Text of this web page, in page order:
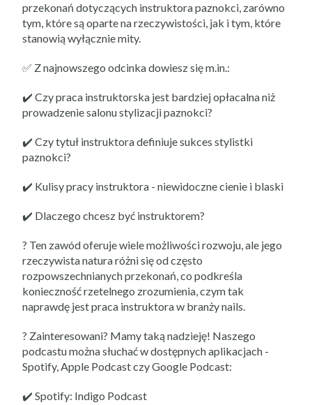
przekonań dotyczących instruktora paznokci, zarówno
tym, które są oparte na rzeczywistości, jak i tym, które
stanowią wyłącznie mity.
✅ Z najnowszego odcinka dowiesz się m.in.:
✔️ Czy praca instruktorska jest bardziej opłacalna niż
prowadzenie salonu stylizacji paznokci?
✔️ Czy tytuł instruktora definiuje sukces stylistki
paznokci?
✔️ Kulisy pracy instruktora - niewidoczne cienie i blaski
✔️ Dlaczego chcesz być instruktorem?
? Ten zawód oferuje wiele możliwości rozwoju, ale jego
rzeczywista natura różni się od często
rozpowszechnianych przekonań, co podkreśla
konieczność rzetelnego zrozumienia, czym tak
naprawdę jest praca instruktora w branży nails.
? Zainteresowani? Mamy taką nadzieję! Naszego
podcastu można słuchać w dostępnych aplikacjach -
Spotify, Apple Podcast czy Google Podcast:
✔️ Spotify: Indigo Podcast